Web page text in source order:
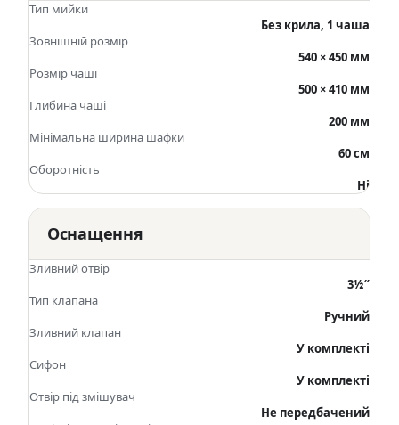
Тип мийки
Без крила, 1 чаша
Зовнішній розмір
540 × 450 мм
Розмір чаші
500 × 410 мм
Глибина чаші
200 мм
Мінімальна ширина шафки
60 см
Оборотність
Ні
Оснащення
Зливний отвір
3½″
Тип клапана
Ручний
Зливний клапан
У комплекті
Сифон
У комплекті
Отвір під змішувач
Не передбачений